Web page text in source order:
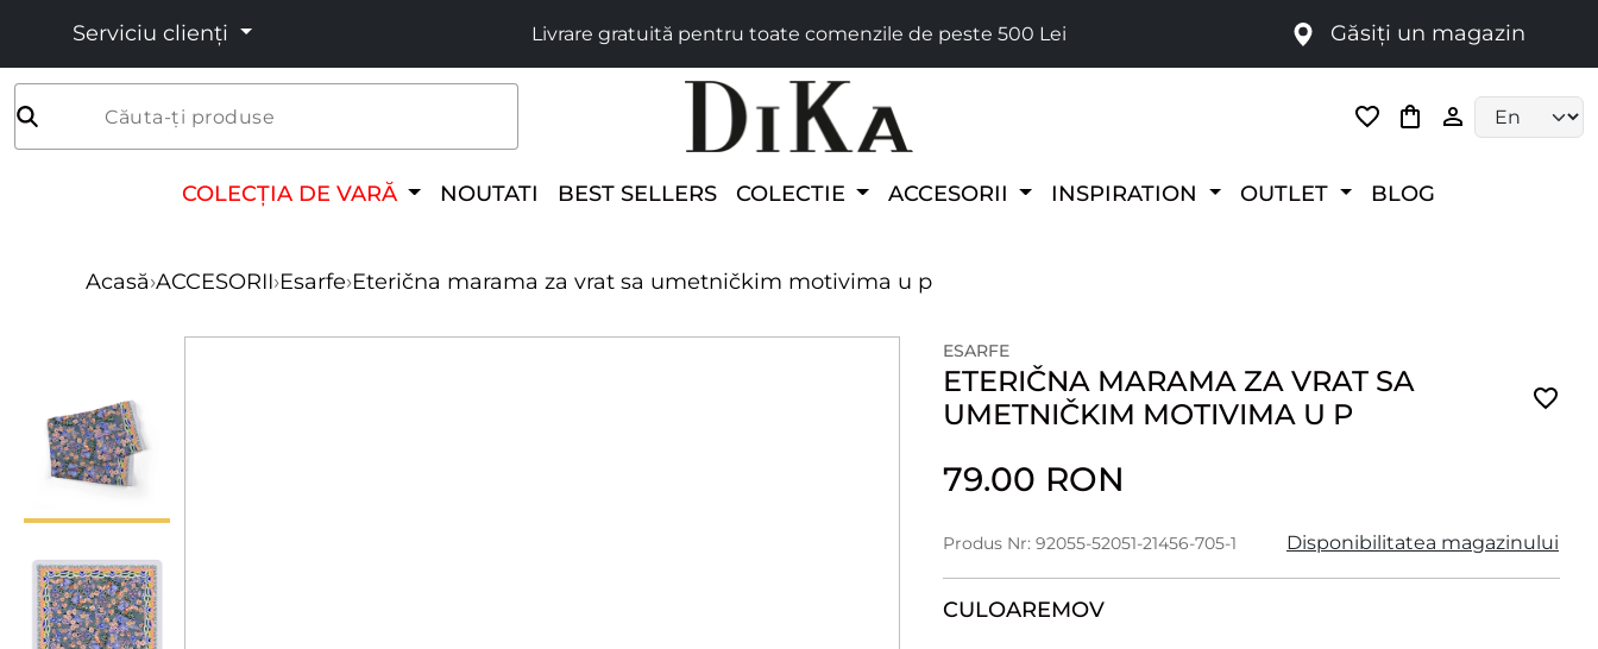
Serviciu clienți Livrare gratuită pentru toate comenzile de peste 500 Lei Găsiți un magazin
Căuta-ți produse
COLECȚIA DE VARĂ NOUTATI BEST SELLERS COLECTIE ACCESORII INSPIRATION OUTLET BLOG
Acasă›ACCESORII›Esarfe›Eterična marama za vrat sa umetničkim motivima u p
ESARFE
ETERIČNA MARAMA ZA VRAT SA
UMETNIČKIM MOTIVIMA U P
79.00 RON
Produs Nr: 92055-52051-21456-705-1 Disponibilitatea magazinului
CULOAREMOV